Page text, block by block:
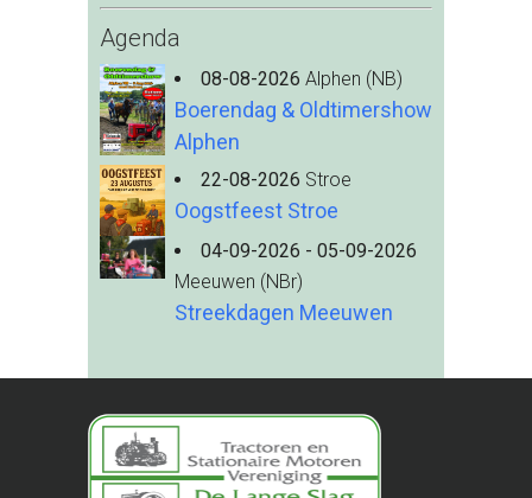
Agenda
08-08-2026 Alphen (NB)
Boerendag & Oldtimershow
Alphen
22-08-2026 Stroe
Oogstfeest Stroe
04-09-2026 - 05-09-2026
Meeuwen (NBr)
Streekdagen Meeuwen